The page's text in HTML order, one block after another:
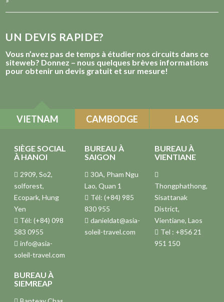
UN DEVIS RAPIDE?
Vous n’avez pas de temps à étudier nos circuits dans ce
siteweb? Donnez – nous quelques brèves informations
pour obtenir un devis gratuit et sur mesure!
VIETNAM CAMBODGE LAOS
SIÈGE SOCIAL
À HANOI
2909, So2,
solforest,
Ecopark, Hung
Yen
Tél: (+84) 098
583 0955
info@asia-
soleil-travel.com
BUREAU À
SAIGON
30A, Pham Ngu
Lao, Quan 1
Tél: (+84) 985
830 955
danieldat@asia-
soleil-travel.com
BUREAU À
VIENTIANE
Thongphathong,
Sisattanak
District,
Vientiane, Laos
Tel : +856 21
951 150
BUREAU À
SIEMREAP